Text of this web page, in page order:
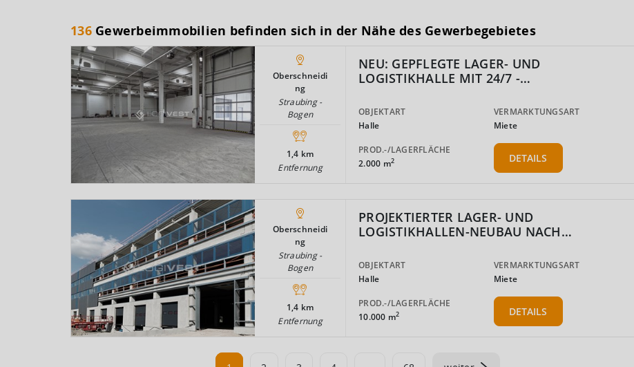
136Gewerbeimmobilien befinden sich in der Nähe des Gewerbegebietes
Oberschneidi
ng
Straubing -
Bogen
1,4 km
Entfernung
NEU: GEPFLEGTE LAGER- UND
LOGISTIKHALLE MIT 24/7 -…
OBJEKTART
Halle
VERMARKTUNGSART
Miete
PROD.-/LAGERFLÄCHE
2.000 m2 DETAILS
Oberschneidi
ng
Straubing -
Bogen
1,4 km
Entfernung
PROJEKTIERTER LAGER- UND
LOGISTIKHALLEN-NEUBAU NACH…
OBJEKTART
Halle
VERMARKTUNGSART
Miete
PROD.-/LAGERFLÄCHE
10.000 m2 DETAILS